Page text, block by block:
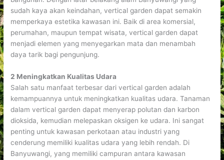
sudah kaya akan keindahan, vertical garden dapat semakin
memperkaya estetika kawasan ini. Baik di area komersial,
perumahan, maupun tempat wisata, vertical garden dapat
menjadi elemen yang menyegarkan mata dan menambah
daya tarik bagi pengunjung.
2 Meningkatkan Kualitas Udara
Salah satu manfaat terbesar dari vertical garden adalah
kemampuannya untuk meningkatkan kualitas udara. Tanaman
dalam vertical garden dapat menyerap polutan dan karbon
dioksida, kemudian melepaskan oksigen ke udara. Ini sangat
penting untuk kawasan perkotaan atau industri yang
cenderung memiliki kualitas udara yang lebih rendah. Di
Banyuwangi, yang memiliki campuran antara kawasan